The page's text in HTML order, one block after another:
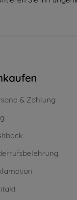
& Zahlung